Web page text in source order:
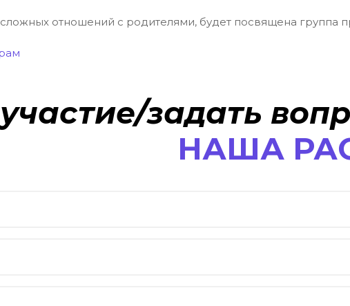
отношений с родителями, будет посвящена группа
задать
НАША